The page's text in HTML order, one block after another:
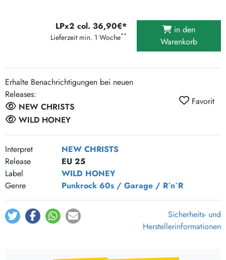
LPx2 col. 36,90€*
Lieferzeit min. 1 Woche**
in den
Warenkorb
Erhalte Benachrichtigungen bei neuen
Releases:
NEW CHRISTS
WILD HONEY
Favorit
Interpret
NEW CHRISTS
Release
EU 25
Label
WILD HONEY
Genre
Punkrock 60s / Garage / R´n´R
Sicherheits- und
Herstellerinformationen